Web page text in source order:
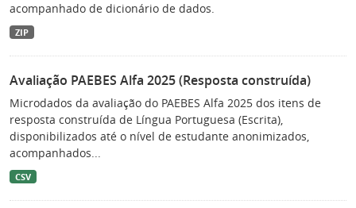
acompanhado de dicionário de dados.
ZIP
Avaliação PAEBES Alfa 2025 (Resposta construída)
Microdados da avaliação do PAEBES Alfa 2025 dos itens de
resposta construída de Língua Portuguesa (Escrita),
disponibilizados até o nível de estudante anonimizados,
acompanhados...
CSV